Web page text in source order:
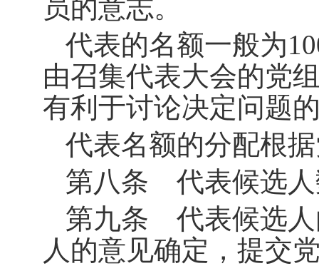
员的意志。
代表的名额一般为
由召集代表大会的党
有利于讨论决定问题
代表名额的分配根
第八条 代表候选人
第九条 代表候选人
人的意见确定，提交